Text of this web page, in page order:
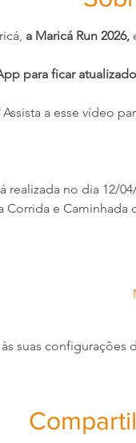
a Maricá Run 2026,
para ficar
Assista a esse vídeo
realizada no dia 12/
Corrida e Caminhada
suas configurações